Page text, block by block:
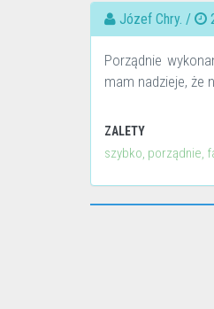
Józef Chry. /
Porządnie
mam nadzieje, że
ZALETY
szybko, porządnie,